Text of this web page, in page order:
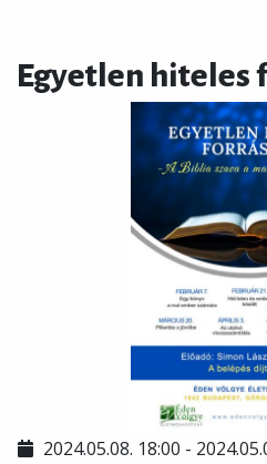
Egyetlen hiteles
2024.05.08. 18:00 -